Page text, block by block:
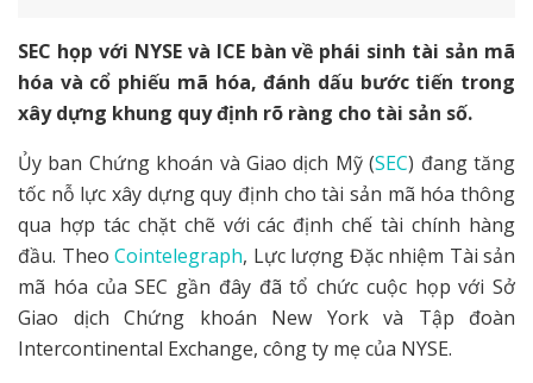
SEC họp với NYSE và ICE bàn về phái sinh tài sản mã
hóa và cổ phiếu mã hóa, đánh dấu bước tiến trong
xây dựng khung quy định rõ ràng cho tài sản số.
Ủy ban Chứng khoán và Giao dịch Mỹ (SEC) đang tăng
tốc nỗ lực xây dựng quy định cho tài sản mã hóa thông
qua hợp tác chặt chẽ với các định chế tài chính hàng
đầu. Theo Cointelegraph, Lực lượng Đặc nhiệm Tài sản
mã hóa của SEC gần đây đã tổ chức cuộc họp với Sở
Giao dịch Chứng khoán New York và Tập đoàn
Intercontinental Exchange, công ty mẹ của NYSE.